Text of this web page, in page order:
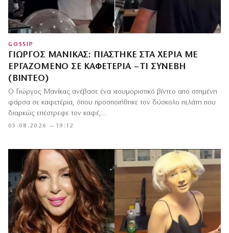
GOSSIP
ΓΙΏΡΓΟΣ ΜΑΝΊΚΑΣ: ΠΙΆΣΤΗΚΕ ΣΤΑ ΧΈΡΙΑ ΜΕ
ΕΡΓΑΖΌΜΕΝΟ ΣΕ ΚΑΦΕΤΈΡΙΑ – ΤΙ ΣΥΝΈΒΗ
(ΒΊΝΤΕΟ)
05.08.2026 — 19:12
Ο Γιώργος Μανίκας ανέβασε ένα χιουμοριστικό βίντεο από στημένη
φάρσα σε καφετέρια, όπου προσποιήθηκε τον δύσκολο πελάτη που
διαρκώς επέστρεφε τον καφέ,…